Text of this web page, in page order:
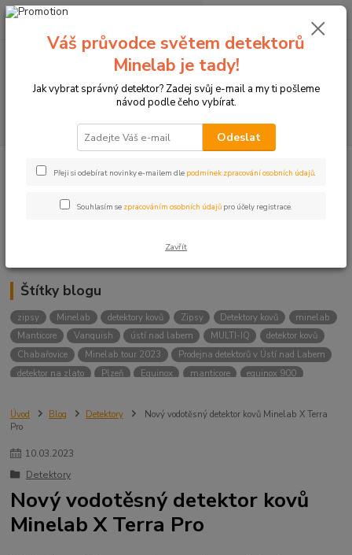
+420774877333
0 Kč
Kategorie blogu
Detektory
Štítky blogu
zipsy Minelab detektory kovů Zipsy Detektory kovů
minelab
Manticore
Vanquish ústí nad labem MULTI-IQ
detektor kovů
Chabařovice
Minelab tour 2023
Prodejna detektorů v Ústí nad Labem
detektor na zlato
Plzeň Equinox manticore
equinox 900
Sraz detektorářů
Minelab X-Terra Pro prodej detektorů
chabařovice
3D terč
ÚSTÍ NAD LABEM
Soutěž o detektor
Severní Čechy
hledání pokladů
technologie Multi IQ
Úvod Blog Detektory
Nový vodotěsný detektor kovů Minelab X Terra
Pro
10.03.2023
Detektory
Nový vodotěsný detektor kovů
Minelab X Terra Pro
Váš průvodce světem detektorů
Minelab je tady!
Jak vybrat správný detektor? Zadej svůj e-mail a my ti pošleme
návod podle čeho vybírat.
Odeslat
Přeji si odebírat novinky e-mailem dle podmínek zpracování osobních údajů.
Souhlasím se zpracováním osobních údajů pro účely registrace.
Zavřít